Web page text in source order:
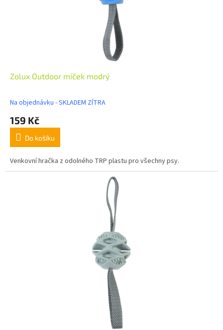
Zolux Outdoor míček modrý
Na objednávku - SKLADEM ZÍTRA
159 Kč
Do košíku
Venkovní hračka z odolného TRP plastu pro všechny psy.